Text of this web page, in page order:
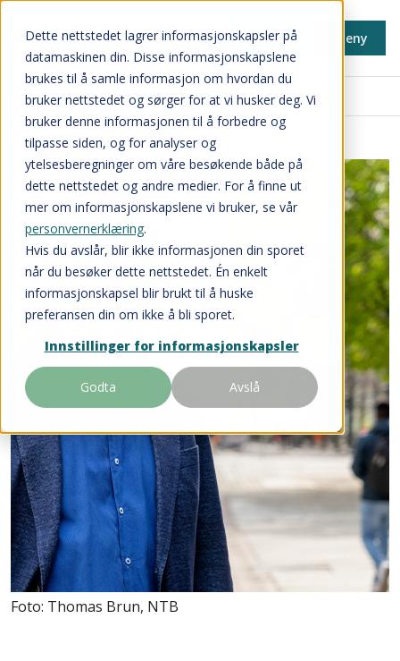
Dette nettstedet lagrer informasjonskapsler på
datamaskinen din. Disse informasjonskapslene
brukes til å samle informasjon om hvordan du
bruker nettstedet og sørger for at vi husker deg. Vi
bruker denne informasjonen til å forbedre og
tilpasse siden, og for analyser og
ytelsesberegninger om våre besøkende både på
dette nettstedet og andre medier. For å finne ut
mer om informasjonskapslene vi bruker, se vår
personvernerklæring.
Hvis du avslår, blir ikke informasjonen din sporet
når du besøker dette nettstedet. Én enkelt
informasjonskapsel blir brukt til å huske
preferansen din om ikke å bli sporet.
Innstillinger for informasjonskapsler
Godta Avslå
Min side Meny
Nyheter og inspirasjon
Foto: Thomas Brun, NTB